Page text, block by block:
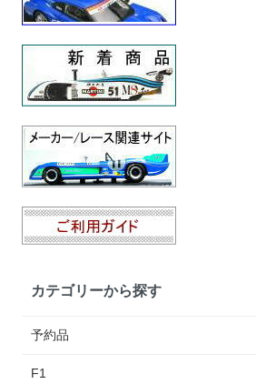
カテゴリーから探す
予約品
F1